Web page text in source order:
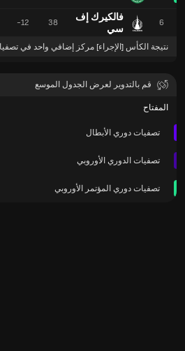
6
فالكيرك إف
سي
38
-12
نتيجة الكأس [الإجراء] مركز إضافي واحد في
قم بالتدوير لعرض الجدول الموسع
المفتاح
تصفيات دوري الأبطال
تصفيات الدوري الأوروبي
تصفيات دوري المؤتمر الأوروبي